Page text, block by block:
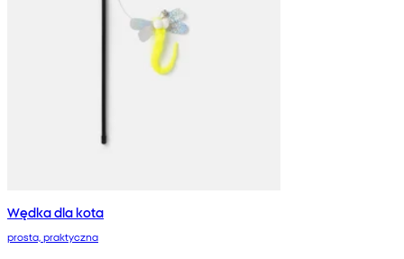
Wędka dla kota
prosta, praktyczna